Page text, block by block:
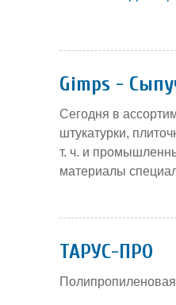
Gimps -
Сегодня в
штукатурки,
т. ч. и
материалы
ТАРУС-ПРО